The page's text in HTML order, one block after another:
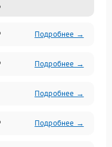
аккумулятором
Подробнее →
Подробнее →
Подробнее →
Подробнее →